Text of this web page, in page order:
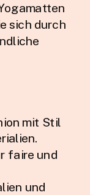
sich durch
mit Stil
faire und
und